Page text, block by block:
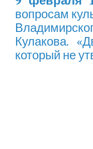
вопросам
Кулакова.
который не